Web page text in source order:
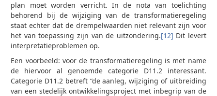
plan moet worden verricht. In de nota van toelichting
behorend bij de wijziging van de transformatieregeling
staat echter dat de drempelwaarden niet relevant zijn voor
het van toepassing zijn van de uitzondering.[12] Dit levert
interpretatieproblemen op.
Een voorbeeld: voor de transformatieregeling is met name
de hiervoor al genoemde categorie D11.2 interessant.
Categorie D11.2 betreft “de aanleg, wijziging of uitbreiding
van een stedelijk ontwikkelingsproject met inbegrip van de